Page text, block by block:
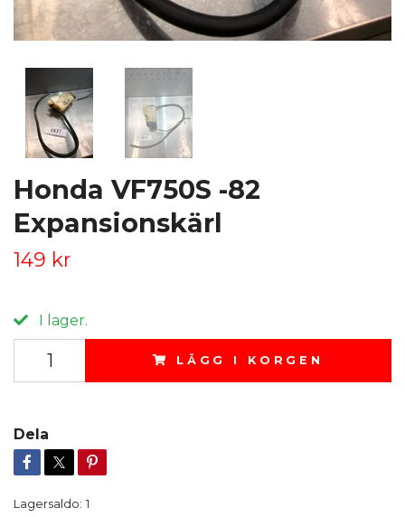
Honda VF750S -82
Expansionskärl
149 kr
I lager.
LÄGG I KORGEN
Dela
Lagersaldo: 1